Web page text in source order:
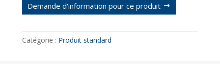
Demande d'information pour ce produit
Catégorie : Produit standard